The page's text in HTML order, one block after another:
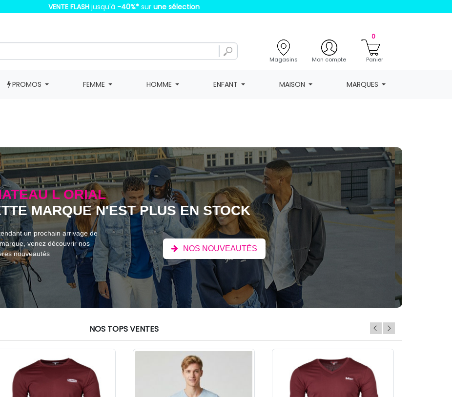
VENTE FLASH jusqu'à -40%* sur une sélection
Magasins Mon compte
0
Panier
PROMOS FEMME HOMME ENFANT MAISON MARQUES
L ORIAL
MARQUE N'EST PLUS EN STOCK
un prochain arrivage de
venez découvrir nos
nouveautés
NOS NOUVEAUTÉS
NOS TOPS VENTES